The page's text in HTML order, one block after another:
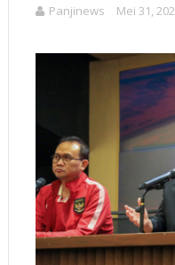
Panjinews Mei 31,